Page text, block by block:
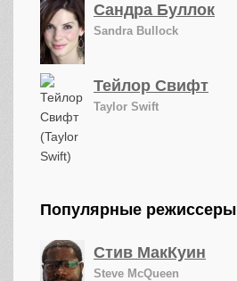
Сандра Буллок
Sandra Bullock
Тейлор Свифт
Taylor Swift
Популярные режиссеры
Стив МакКуин
Steve McQueen